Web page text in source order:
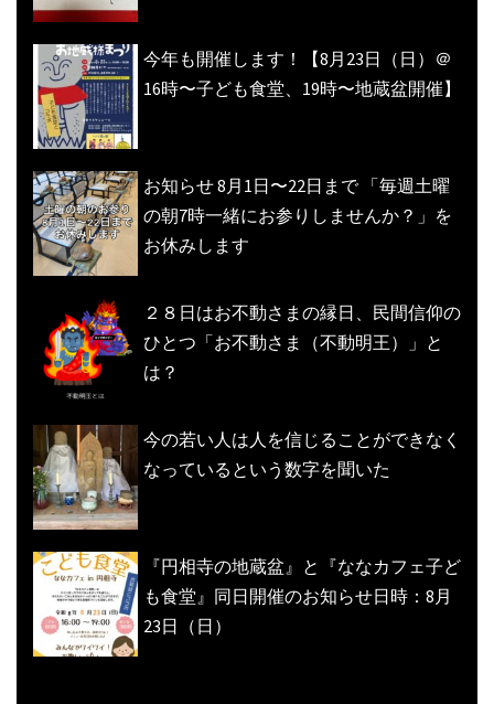
今年も開催します！【8月23日（日）＠
16時〜子ども食堂、19時〜地蔵盆開催】
お知らせ 8月1日〜22日まで 「毎週土曜
の朝7時一緒にお参りしませんか？」を
お休みします
２８日はお不動さまの縁日、民間信仰の
ひとつ「お不動さま（不動明王）」と
は？
今の若い人は人を信じることができなく
なっているという数字を聞いた
『円相寺の地蔵盆』と『ななカフェ子ど
も食堂』同日開催のお知らせ日時：8月
23日（日）